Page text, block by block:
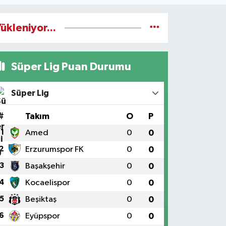
Süper Lig Puan Durumu
Süper Lig
Takım O P
1 Amed 0 0
Erzurumspor FK 0 0
3 Başakşehir 0 0
Kocaelispor 0 0
5 Beşiktaş 0 0
Eyüpspor 0 0